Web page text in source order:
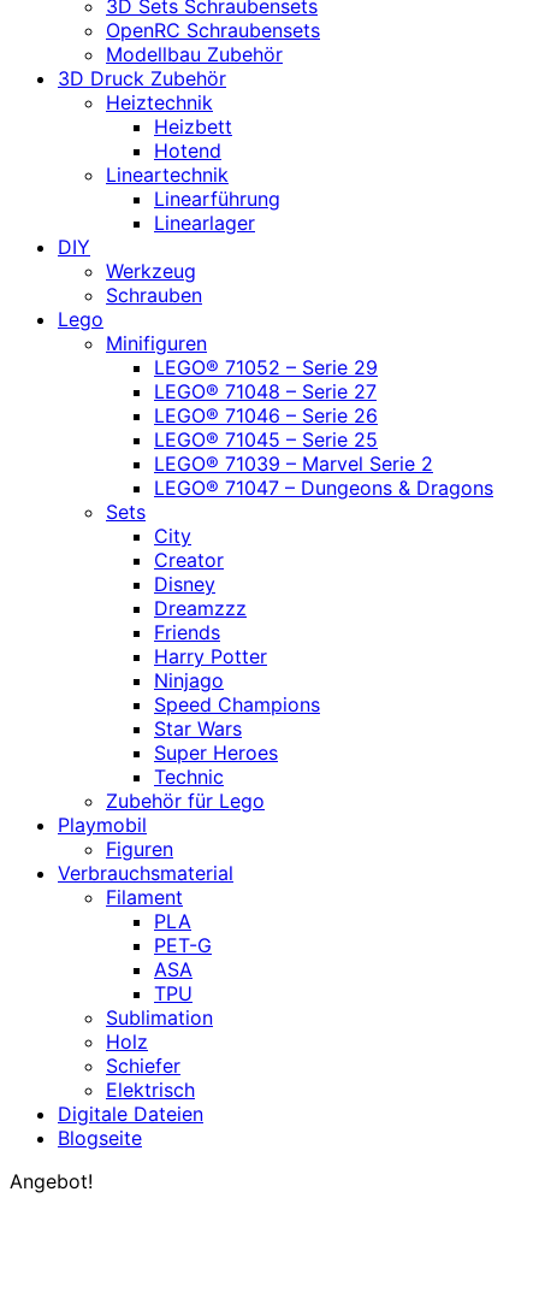
3D Sets Schraubensets
OpenRC Schraubensets
Modellbau Zubehör
3D Druck Zubehör
Heiztechnik
Heizbett
Hotend
Lineartechnik
Linearführung
Linearlager
DIY
Werkzeug
Schrauben
Lego
Minifiguren
LEGO® 71052 – Serie 29
LEGO® 71048 – Serie 27
LEGO® 71046 – Serie 26
LEGO® 71045 – Serie 25
LEGO® 71039 – Marvel Serie 2
LEGO® 71047 – Dungeons & Dragons
Sets
City
Creator
Disney
Dreamzzz
Friends
Harry Potter
Ninjago
Speed Champions
Star Wars
Super Heroes
Technic
Zubehör für Lego
Playmobil
Figuren
Verbrauchsmaterial
Filament
PLA
PET-G
ASA
TPU
Sublimation
Holz
Schiefer
Elektrisch
Digitale Dateien
Blogseite
Angebot!